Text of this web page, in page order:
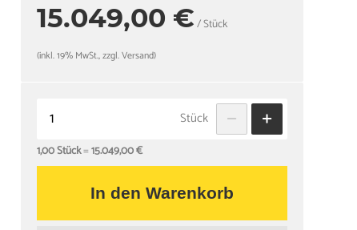
15.049,00 €/ Stück
(inkl. 19% MwSt., zzgl. Versand)
Stück
1,00 Stück=15.049,00 €
In den Warenkorb